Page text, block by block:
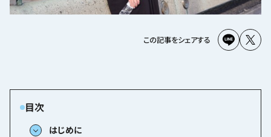
この記事をシェアする
はじめに